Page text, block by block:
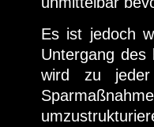
Es ist jedoch
Untergang des
wird zu